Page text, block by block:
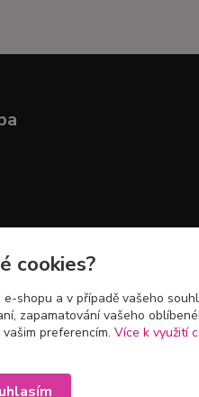
cookies?
shopu a v případě vašeho
zapamatování vašeho
preferencím. Více k využití